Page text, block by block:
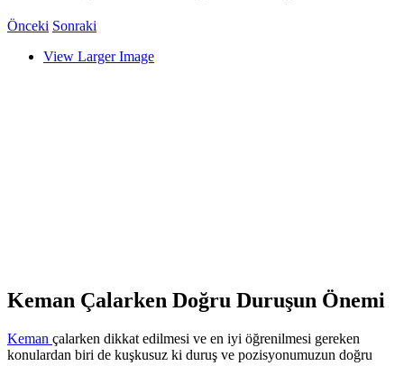
Önceki Sonraki
View Larger Image
Keman Çalarken Doğru Duruşun Önemi
Keman çalarken dikkat edilmesi ve en iyi öğrenilmesi gereken
konulardan biri de kuşkusuz ki duruş ve pozisyonumuzun doğru